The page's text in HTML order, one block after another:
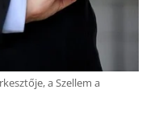
a Szellem a